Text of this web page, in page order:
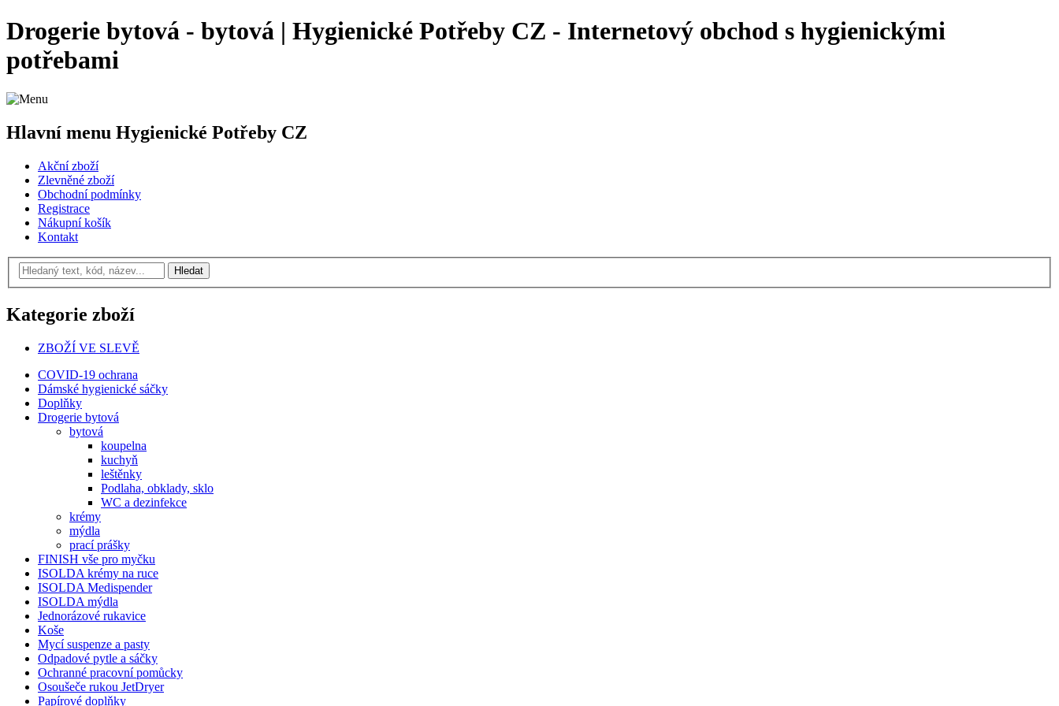
Drogerie bytová - bytová | Hygienické Potřeby CZ - Internetový obchod s hygienickými
potřebami
Hlavní menu Hygienické Potřeby CZ
Akční zboží
Zlevněné zboží
Obchodní podmínky
Registrace
Nákupní košík
Kontakt
Kategorie zboží
ZBOŽÍ VE SLEVĚ
COVID-19 ochrana
Dámské hygienické sáčky
Doplňky
Drogerie bytová
bytová
koupelna
kuchyň
leštěnky
Podlaha, obklady, sklo
WC a dezinfekce
krémy
mýdla
prací prášky
FINISH vše pro myčku
ISOLDA krémy na ruce
ISOLDA Medispender
ISOLDA mýdla
Jednorázové rukavice
Koše
Mycí suspenze a pasty
Odpadové pytle a sáčky
Ochranné pracovní pomůcky
Osoušeče rukou JetDryer
Papírové doplňky